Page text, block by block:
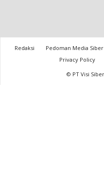
Redaksi Pedoman Media Siber
Privacy Policy
© PT Visi